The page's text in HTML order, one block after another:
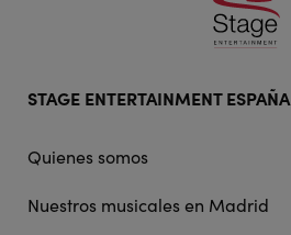
doormat
STAGE ENTERTAINMENT ESPAÑA
Quienes somos
Nuestros musicales en Madrid